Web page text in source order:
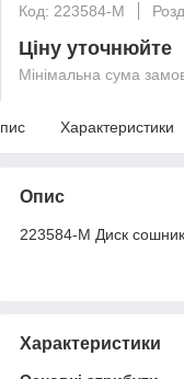
Код: 223584-M
Ціну уточнюйте
Мінімальна сума
Характеристики
Опис
223584-M Диск
Характеристики